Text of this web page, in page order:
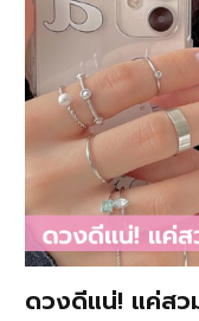
ดวงดีแน่! แค่สว